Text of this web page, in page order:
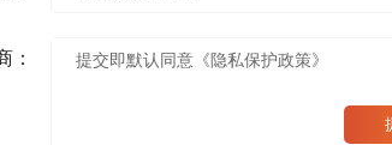
： 提交即默认同意《隐私保护政策》